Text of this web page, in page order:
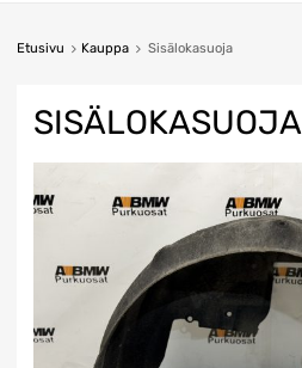
Etusivu Kauppa Sisälokasuoja
SISÄLOKASUOJA